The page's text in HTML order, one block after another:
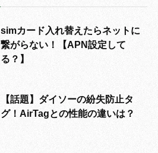
simカード入れ替えたらネットに
繋がらない！【APN設定して
る？】
【話題】ダイソーの紛失防止タ
グ！AirTagとの性能の違いは？